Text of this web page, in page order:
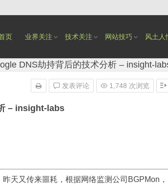
页 业界关注 技术关注 网站技巧 风土人
DNS劫持背后的技术分析 – insight-
– insight-labs
发表评论 1,748 次浏览
天又传来噩耗，根据网络监测公司BGPMon，